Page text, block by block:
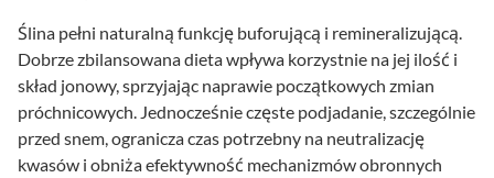
Ślina pełni naturalną funkcję buforującą i remineralizującą.
Dobrze zbilansowana dieta wpływa korzystnie na jej ilość i
skład jonowy, sprzyjając naprawie początkowych zmian
próchnicowych. Jednocześnie częste podjadanie, szczególnie
przed snem, ogranicza czas potrzebny na neutralizację
kwasów i obniża efektywność mechanizmów obronnych